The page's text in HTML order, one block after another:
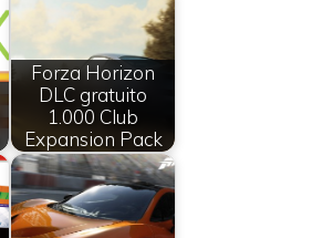
Forza Horizon
DLC gratuito
1.000 Club
Expansion Pack